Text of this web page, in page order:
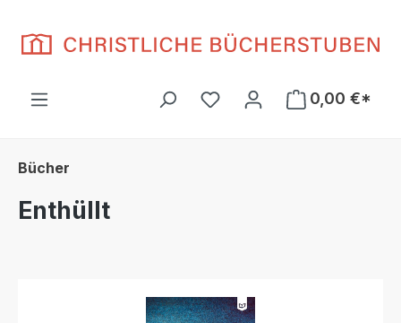
Du hast 0 Produkte auf
0,00 €*
Bücher
Enthüllt